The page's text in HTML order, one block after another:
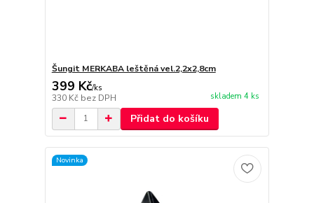
Šungit MERKABA leštěná vel.2,2x2,8cm
399 Kč/ks
330 Kč bez DPH skladem 4 ks
Přidat do košíku
Novinka